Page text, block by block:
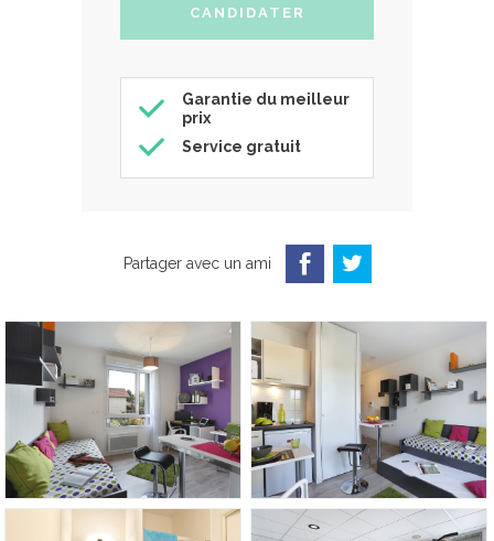
Garantie du meilleur
prix
Service gratuit
Partager avec un ami